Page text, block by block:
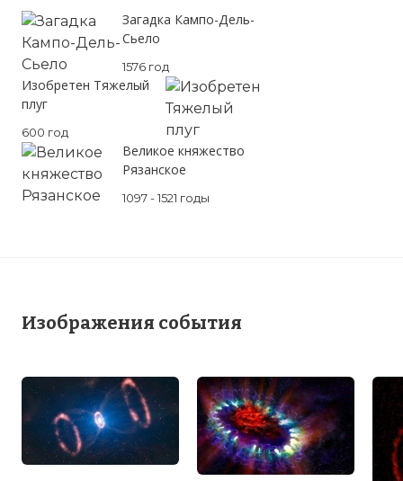
Загадка Кампо-Дель-
Сьело
1576 год
Изобретен Тяжелый
плуг
600 год
Великое княжество
Рязанское
1097 - 1521 годы
Изображения события